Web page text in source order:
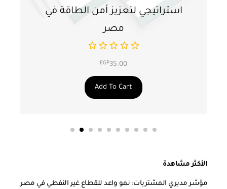
استراتيجي لتعزيز أمن الطاقة في
مصر
EGP35.00
Add To Cart
الأكثر مشاهدة
مؤشر مديري المشتريات: نمو واعد للقطاع غير النفطي في مصر